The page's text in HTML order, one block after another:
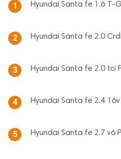
1 Hyundai Santa fe 1.6 T-
2 Hyundai Santa fe 2.0
3 Hyundai Santa fe 2.0 tci
4 Hyundai Santa fe 2.4 16v
5 Hyundai Santa fe 2.7 v6